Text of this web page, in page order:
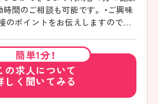
間のご相談も可能です。 ・ご興味
のポイントをお伝えしますのでお
簡単1分！
の求人について
しく聞いてみる